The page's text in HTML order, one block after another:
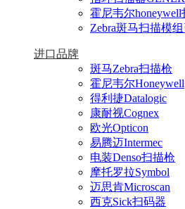
霍尼韦尔
Zebra斑马扫描模
进口品牌
斑马Zebra扫描枪
霍尼韦尔Honeywell
得利捷Datalogic
康耐视Cognex
欧光Opticon
易腾迈Intermec
电装Denso扫描枪
摩托罗拉Symbol
迈思肯Microscan
西克Sick扫码器